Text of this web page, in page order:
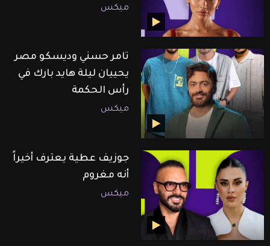
ميكس
تامر حسني وديسكو مصر
يحييان ليلة هايد بارك في
رأس الحكمة
ميكس
جوزيف عطية يعترف أخيراً
أنه مغروم
ميكس